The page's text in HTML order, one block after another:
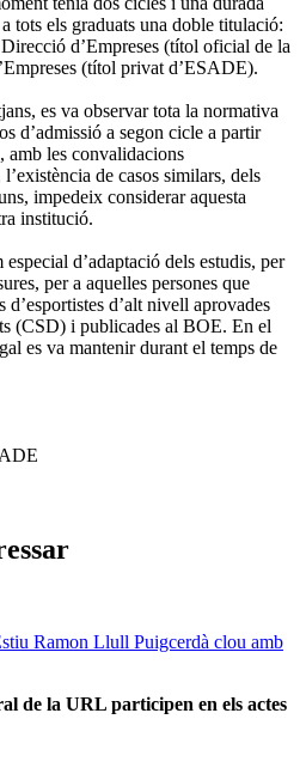
tots els graduats una doble titulació:
d’Empreses (títol oficial de la
(títol privat d’ESADE).
es va observar tota la normativa
d’admissió a segon cicle a partir
amb les convalidacions
de casos similars, dels
impedeix considerar aquesta
institució.
d’adaptació dels estudis, per
per a aquelles persones que
d’alt nivell aprovades
(CSD) i publicades al BOE. En el
es va mantenir durant el temps de
Ramon Llull Puigcerdà clou amb
de la URL participen en els actes